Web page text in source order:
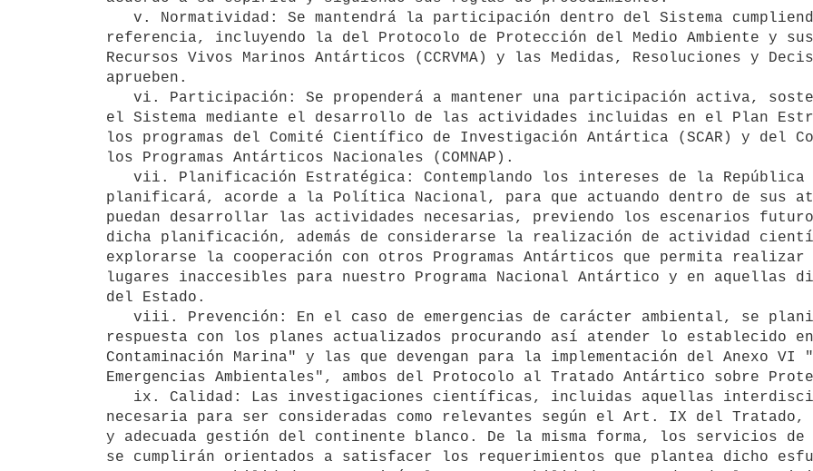
referencia, incluyendo la del Protocolo de Protección del Medio Ambiente y
Recursos Vivos Marinos Antárticos (CCRVMA) y las Medidas, Resoluciones y
aprueben.
el Sistema mediante el desarrollo de las actividades incluidas en el Plan
los programas del Comité Científico de Investigación Antártica (SCAR) y del
los Programas Antárticos Nacionales (COMNAP).
planificará, acorde a la Política Nacional, para que actuando dentro de sus
puedan desarrollar las actividades necesarias, previendo los escenarios
dicha planificación, además de considerarse la realización de actividad
explorarse la cooperación con otros Programas Antárticos que permita
lugares inaccesibles para nuestro Programa Nacional Antártico y en
del Estado.
respuesta con los planes actualizados procurando así atender lo establecido
Contaminación Marina" y las que devengan para la implementación del Anexo VI
Emergencias Ambientales", ambos del Protocolo al Tratado Antártico sobre
necesaria para ser consideradas como relevantes según el Art. IX del
y adecuada gestión del continente blanco. De la misma forma, los servicios
se cumplirán orientados a satisfacer los requerimientos que plantea dicho